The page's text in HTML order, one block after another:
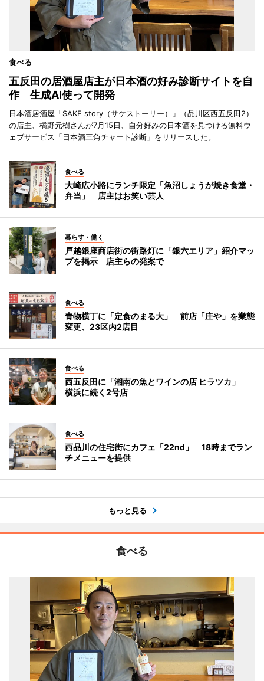
食べる
五反田の居酒屋店主が日本酒の好み診断サイトを自
作 生成AI使って開発
日本酒居酒屋「SAKE story（サケストーリー）」（品川区西五反田2）
の店主、橋野元樹さんが7月15日、自分好みの日本酒を見つける無料ウ
ェブサービス「日本酒三角チャート診断」をリリースした。
食べる
大崎広小路にランチ限定「魚沼しょうが焼き食堂・
弁当」 店主はお笑い芸人
暮らす・働く
戸越銀座商店街の街路灯に「銀六エリア」紹介マッ
プを掲示 店主らの発案で
食べる
青物横丁に「定食のまる大」 前店「庄や」を業態
変更、23区内2店目
食べる
西五反田に「湘南の魚とワインの店 ヒラツカ」
横浜に続く2号店
食べる
西品川の住宅街にカフェ「22nd」 18時までラン
チメニューを提供
もっと見る
食べる